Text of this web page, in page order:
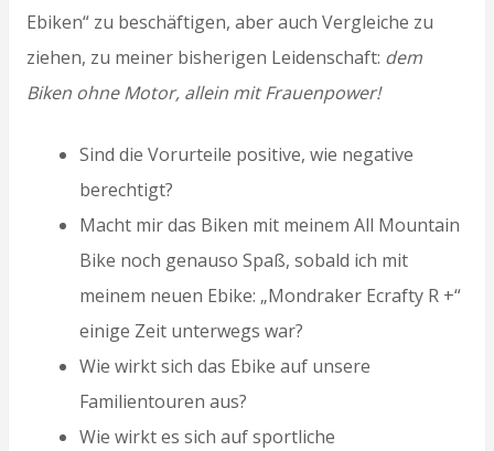
Ebiken“ zu beschäftigen, aber auch Vergleiche zu
ziehen, zu meiner bisherigen Leidenschaft: dem
Biken ohne Motor, allein mit Frauenpower!
Sind die Vorurteile positive, wie negative
berechtigt?
Macht mir das Biken mit meinem All Mountain
Bike noch genauso Spaß, sobald ich mit
meinem neuen Ebike: „Mondraker Ecrafty R +“
einige Zeit unterwegs war?
Wie wirkt sich das Ebike auf unsere
Familientouren aus?
Wie wirkt es sich auf sportliche